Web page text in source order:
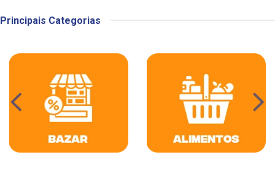
Principais Categorias